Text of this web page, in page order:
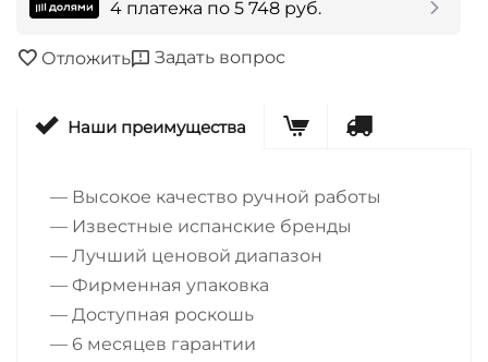
4 платежа по 5 748 руб.
Отложить Задать вопрос
Наши преимущества
— Высокое качество ручной работы
— Известные испанские бренды
— Лучший ценовой диапазон
— Фирменная упаковка
— Доступная роскошь
— 6 месяцев гарантии